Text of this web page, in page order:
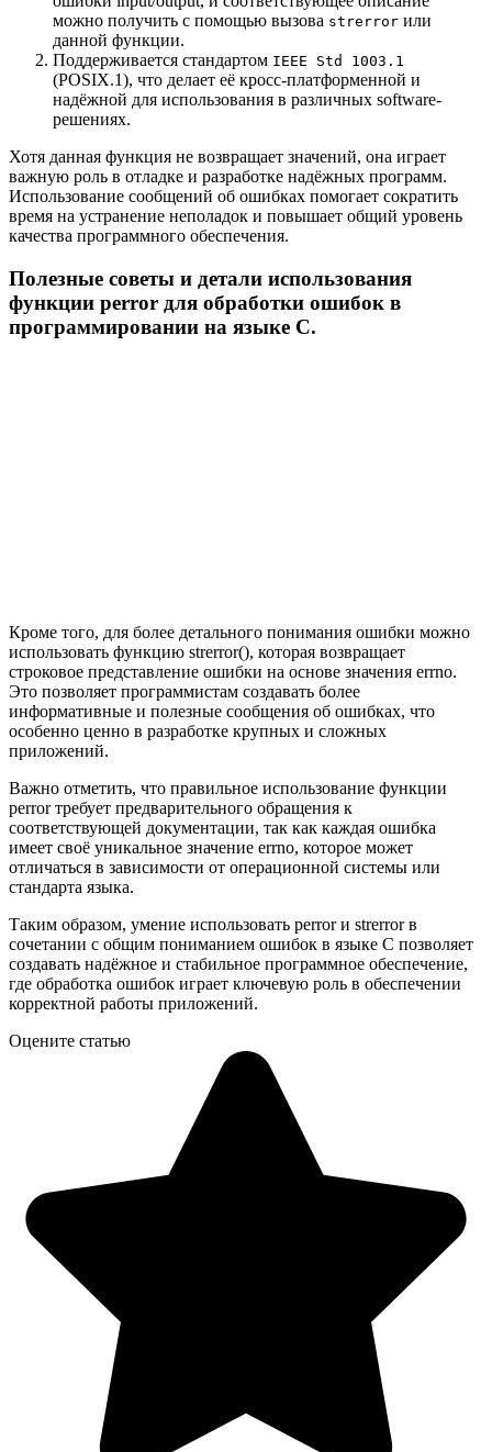
можно получить с помощью вызова strerror или
данной функции.
Поддерживается стандартом IEEE Std 1003.1
(POSIX.1), что делает её кросс-платформенной и
надёжной для использования в различных software-
решениях.
Хотя данная функция не возвращает значений, она играет
важную роль в отладке и разработке надёжных программ.
Использование сообщений об ошибках помогает сократить
время на устранение неполадок и повышает общий уровень
качества программного обеспечения.
Полезные советы и детали использования
функции perror для обработки ошибок в
программировании на языке C.
Кроме того, для более детального понимания ошибки можно
использовать функцию strerror(), которая возвращает
строковое представление ошибки на основе значения errno.
Это позволяет программистам создавать более
информативные и полезные сообщения об ошибках, что
особенно ценно в разработке крупных и сложных
приложений.
Важно отметить, что правильное использование функции
perror требует предварительного обращения к
соответствующей документации, так как каждая ошибка
имеет своё уникальное значение errno, которое может
отличаться в зависимости от операционной системы или
стандарта языка.
Таким образом, умение использовать perror и strerror в
сочетании с общим пониманием ошибок в языке C позволяет
создавать надёжное и стабильное программное обеспечение,
где обработка ошибок играет ключевую роль в обеспечении
корректной работы приложений.
Оцените статью